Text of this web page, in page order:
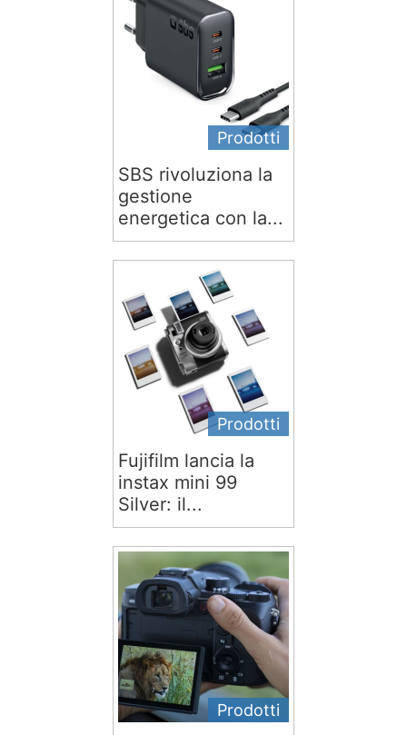
Prodotti
SBS rivoluziona la
gestione
energetica con la...
Prodotti
Fujifilm lancia la
instax mini 99
Silver: il...
Prodotti